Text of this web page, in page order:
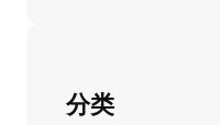
分类